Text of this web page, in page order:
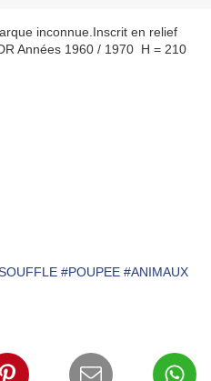
inconnue.Inscrit en relief
Années 1960 / 1970 H = 210
#POUPEE #ANIMAUX